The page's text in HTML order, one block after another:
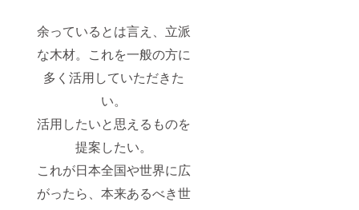
余っているとは言え、立派
な木材。これを一般の方に
多く活用していただきた
い。
活用したいと思えるものを
提案したい。
これが日本全国や世界に広
がったら、本来あるべき世